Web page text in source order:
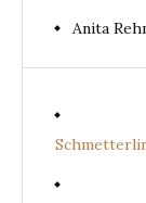
Anita